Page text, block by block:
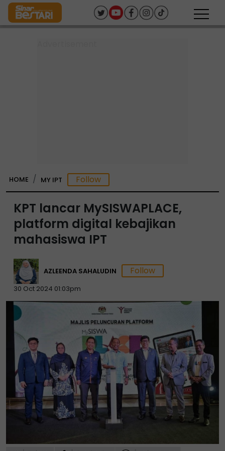
HOME MY IPT
KPT lancar MySISWAPLACE,
platform digital kebajikan
mahasiswa IPT
AZLEENDA SAHALUDIN
30 Oct 2024 01:03pm